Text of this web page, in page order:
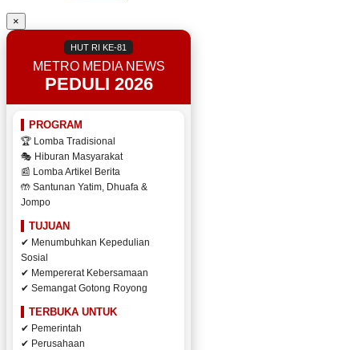
×
HUT RI KE-81
METRO MEDIA NEWS
PEDULI 2026
PROGRAM
🏆 Lomba Tradisional
🎭 Hiburan Masyarakat
📰 Lomba Artikel Berita
🤲 Santunan Yatim, Dhuafa &
Jompo
TUJUAN
✔ Menumbuhkan Kepedulian
Sosial
✔ Mempererat Kebersamaan
✔ Semangat Gotong Royong
TERBUKA UNTUK
✔ Pemerintah
✔ Perusahaan